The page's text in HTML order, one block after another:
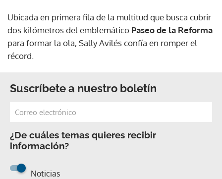
Ubicada en primera fila de la multitud que busca cubrir
dos kilómetros del emblemático Paseo de la Reforma
para formar la ola, Sally Avilés confía en romper el
récord.
Suscríbete a nuestro boletín
¿De cuáles temas quieres recibir
información?
Noticias